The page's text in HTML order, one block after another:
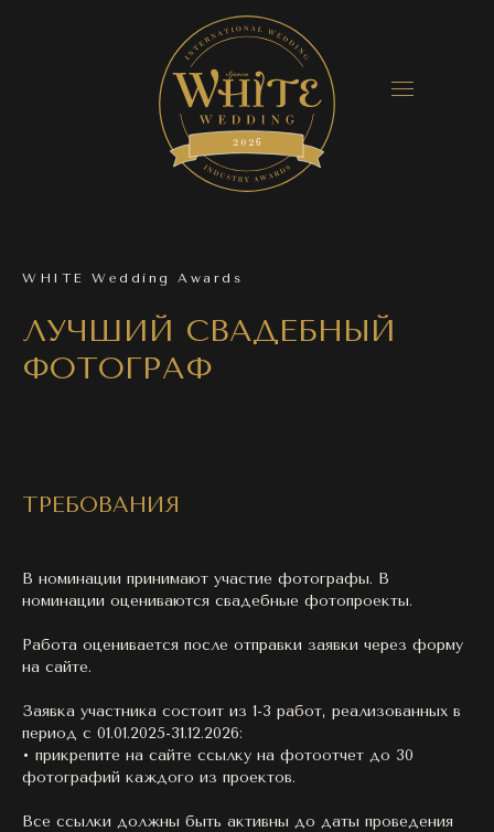
WHITE Wedding Awards
ЛУЧШИЙ СВАДЕБНЫЙ
ФОТОГРАФ
ТРЕБОВАНИЯ
В номинации принимают участие фотографы. В
номинации оцениваются свадебные фотопроекты.
Работа оценивается после отправки заявки через форму
на сайте.
Заявка участника состоит из 1-3 работ, реализованных в
период с 01.01.2025-31.12.2026:
• прикрепите на сайте ссылку на фотоотчет до 30
фотографий каждого из проектов.
Все ссылки должны быть активны до даты проведения